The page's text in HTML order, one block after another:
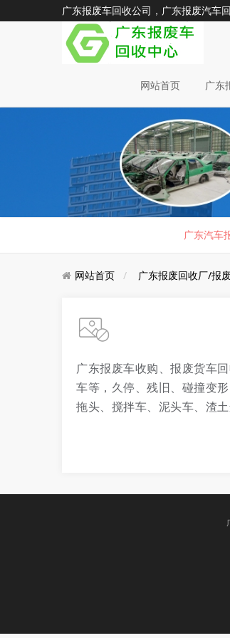
广东报废车回收公司，广东报废汽车
网站首页 广东
广东汽车
网站首页 广东报废回收厂/报
广东报废车收购、报废货车
车等，久停、残旧、碰撞变
拖头、搅拌车、泥头车、渣